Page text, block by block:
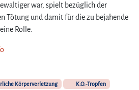
war, spielt bezüglich der
Tötung und damit für die zu bejahende
Rolle.
Körperverletzung
K.O.-Tropfen